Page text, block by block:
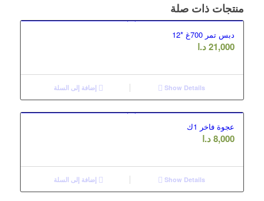
منتجات ذات صلة
دبس تمر 700غ *12
21,000 د.ا
إضافة إلى السلة Show Details
عجوة فاخر 1ك
8,000 د.ا
إضافة إلى السلة Show Details